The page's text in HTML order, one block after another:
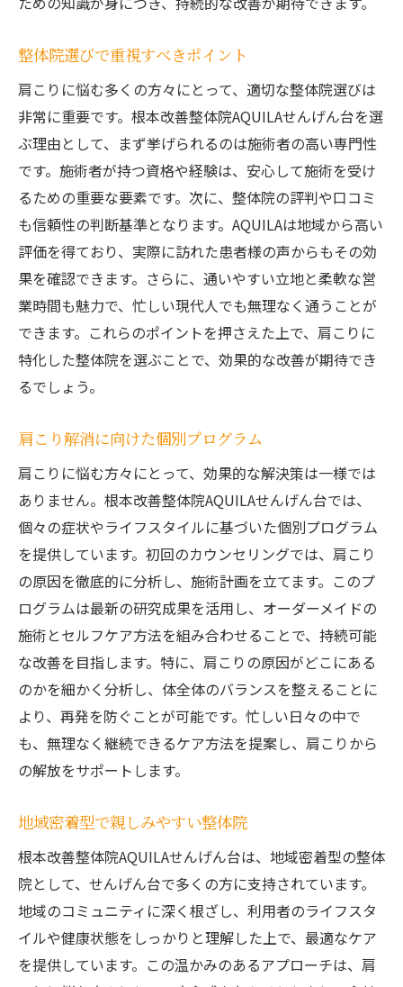
整体院選びで重視すべきポイント
肩こりに悩む多くの方々にとって、適切な整体院選びは
非常に重要です。根本改善整体院AQUILAせんげん台を選
ぶ理由として、まず挙げられるのは施術者の高い専門性
です。施術者が持つ資格や経験は、安心して施術を受け
るための重要な要素です。次に、整体院の評判や口コミ
も信頼性の判断基準となります。AQUILAは地域から高い
評価を得ており、実際に訪れた患者様の声からもその効
果を確認できます。さらに、通いやすい立地と柔軟な営
業時間も魅力で、忙しい現代人でも無理なく通うことが
できます。これらのポイントを押さえた上で、肩こりに
特化した整体院を選ぶことで、効果的な改善が期待でき
るでしょう。
肩こり解消に向けた個別プログラム
肩こりに悩む方々にとって、効果的な解決策は一様では
ありません。根本改善整体院AQUILAせんげん台では、
個々の症状やライフスタイルに基づいた個別プログラム
を提供しています。初回のカウンセリングでは、肩こり
の原因を徹底的に分析し、施術計画を立てます。このプ
ログラムは最新の研究成果を活用し、オーダーメイドの
施術とセルフケア方法を組み合わせることで、持続可能
な改善を目指します。特に、肩こりの原因がどこにある
のかを細かく分析し、体全体のバランスを整えることに
より、再発を防ぐことが可能です。忙しい日々の中で
も、無理なく継続できるケア方法を提案し、肩こりから
の解放をサポートします。
地域密着型で親しみやすい整体院
根本改善整体院AQUILAせんげん台は、地域密着型の整体
院として、せんげん台で多くの方に支持されています。
地域のコミュニティに深く根ざし、利用者のライフスタ
イルや健康状態をしっかりと理解した上で、最適なケア
を提供しています。この温かみのあるアプローチは、肩